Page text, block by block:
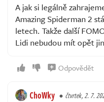
A jak si legálně
Amazing Spiderman 2
letech. Takže další
Lidi nebudou mít opět
Odpovědět
ChoWky čtvrtek, 2. 7.